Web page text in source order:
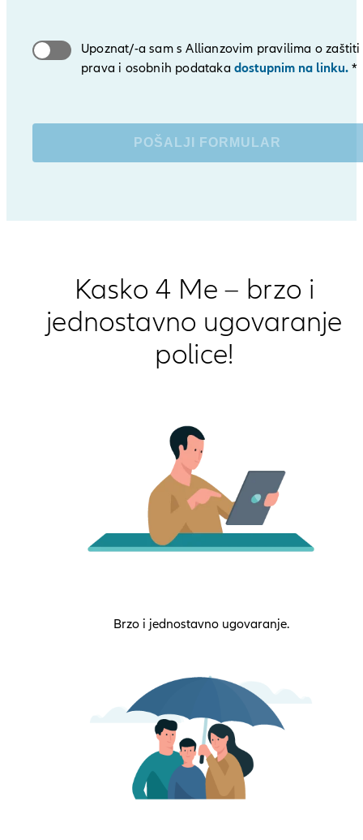
Upoznat/-a sam s Allianzovim pravilima o zaštiti
prava i osobnih podataka dostupnim na linku. *
POŠALJI FORMULAR
Kasko 4 Me – brzo i
jednostavno ugovaranje
police!
Brzo i jednostavno ugovaranje.